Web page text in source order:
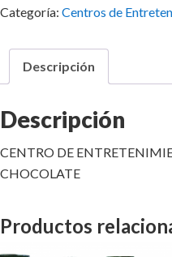
Categoría: Centros de
Descripción
Descripción
CENTRO DE
CHOCOLATE
Productos